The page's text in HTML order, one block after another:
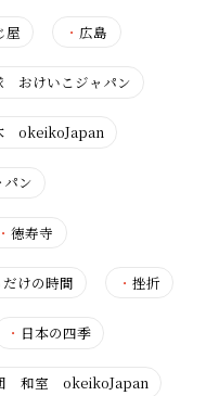
屋 ・ 広島
おけいこジャパン
okeikoJapan
ン
・徳寿寺
けの時間 ・挫折
・ 日本の四季
和室 okeikoJapan